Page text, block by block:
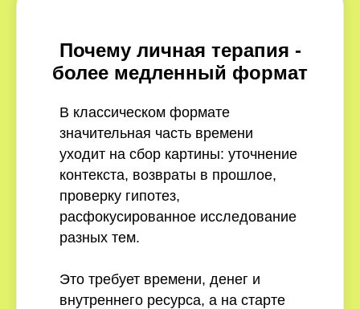
Почему личная терапия -
более медленный формат
В классическом формате
значительная часть времени
уходит на сбор картины: уточнение
контекста, возвраты в прошлое,
проверку гипотез,
расфокусированное исследование
разных тем.
Это требует времени, денег и
внутреннего ресурса, а на старте